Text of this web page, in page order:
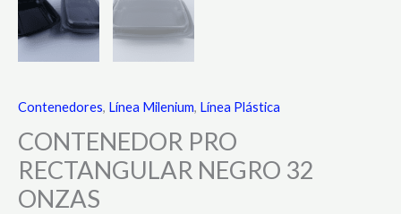
Contenedores, Línea Milenium, Línea Plástica
CONTENEDOR PRO
RECTANGULAR NEGRO 32
ONZAS